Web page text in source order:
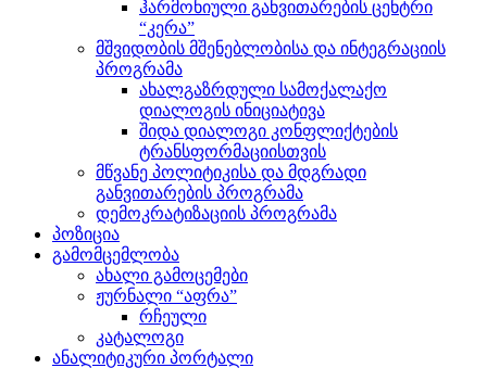
ჰარმონიული განვითარების ცენტრი
“კერა”
მშვიდობის მშენებლობისა და ინტეგრაციის
პროგრამა
ახალგაზრდული სამოქალაქო
დიალოგის ინიციატივა
შიდა დიალოგი კონფლიქტების
ტრანსფორმაციისთვის
მწვანე პოლიტიკისა და მდგრადი
განვითარების პროგრამა
დემოკრატიზაციის პროგრამა
პოზიცია
გამომცემლობა
ახალი გამოცემები
ჟურნალი “აფრა”
რჩეული
კატალოგი
ანალიტიკური პორტალი